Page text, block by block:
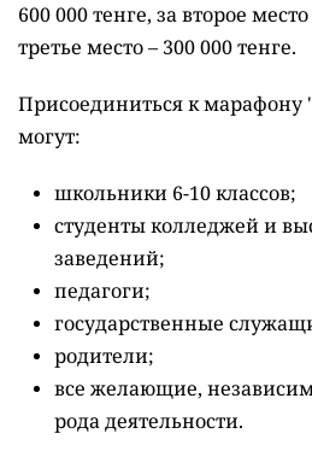
600 000 тенге, за второе
третье место – 300 000 тенге.
Присоединиться к
могут:
школьники 6-10 классов;
студенты колледжей и
заведений;
педагоги;
государственные
родители;
все желающие,
рода деятельности.